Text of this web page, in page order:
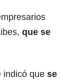
que se
indicó que se